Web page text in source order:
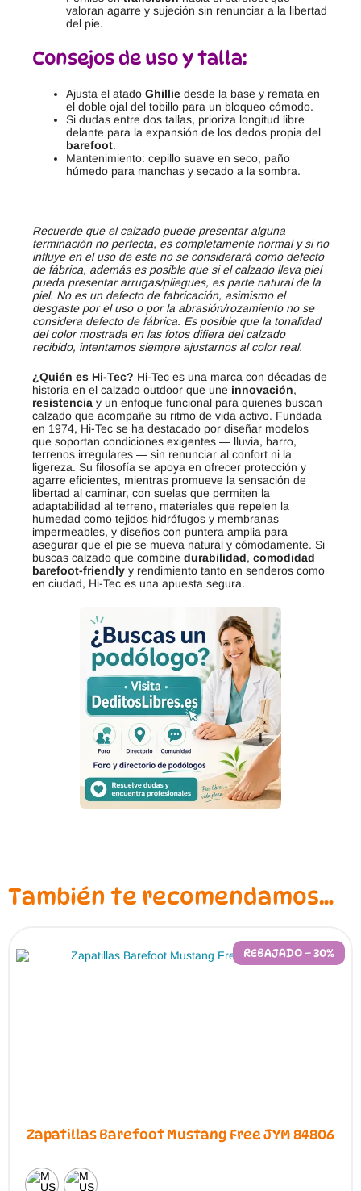
valoran agarre y sujeción sin renunciar a la libertad
del pie.
Consejos de uso y talla:
Ajusta el atado Ghillie desde la base y remata en
el doble ojal del tobillo para un bloqueo cómodo.
Si dudas entre dos tallas, prioriza longitud libre
delante para la expansión de los dedos propia del
barefoot.
Mantenimiento: cepillo suave en seco, paño
húmedo para manchas y secado a la sombra.
Recuerde que el calzado puede presentar alguna
terminación no perfecta, es completamente normal y si no
influye en el uso de este no se considerará como defecto
de fábrica, además es posible que si el calzado lleva piel
pueda presentar arrugas/pliegues, es parte natural de la
piel. No es un defecto de fabricación, asimismo el
desgaste por el uso o por la abrasión/rozamiento no se
considera defecto de fábrica. Es posible que la tonalidad
del color mostrada en las fotos difiera del calzado
recibido, intentamos siempre ajustarnos al color real.
¿Quién es Hi-Tec? Hi-Tec es una marca con décadas de
historia en el calzado outdoor que une innovación,
resistencia y un enfoque funcional para quienes buscan
calzado que acompañe su ritmo de vida activo. Fundada
en 1974, Hi-Tec se ha destacado por diseñar modelos
que soportan condiciones exigentes — lluvia, barro,
terrenos irregulares — sin renunciar al confort ni la
ligereza. Su filosofía se apoya en ofrecer protección y
agarre eficientes, mientras promueve la sensación de
libertad al caminar, con suelas que permiten la
adaptabilidad al terreno, materiales que repelen la
humedad como tejidos hidrófugos y membranas
impermeables, y diseños con puntera amplia para
asegurar que el pie se mueva natural y cómodamente. Si
buscas calzado que combine durabilidad, comodidad
barefoot-friendly y rendimiento tanto en senderos como
en ciudad, Hi-Tec es una apuesta segura.
También te recomendamos…
REBAJADO – 30%
Zapatillas Barefoot Mustang Free JYM 84806